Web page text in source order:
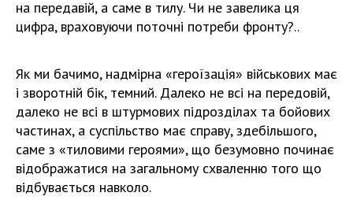
на передавій, а саме в тилу. Чи не завелика ця
цифра, враховуючи поточні потреби фронту?..
Як ми бачимо, надмірна «героїзація» військових має
і зворотній бік, темний. Далеко не всі на передовій,
далеко не всі в штурмових підрозділах та бойових
частинах, а суспільство має справу, здебільшого,
саме з «тиловими героями», що безумовно починає
відображатися на загальному схваленню того що
відбувається навколо.